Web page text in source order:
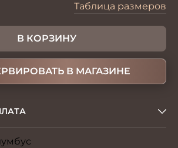
Таблица размеров
В КОРЗИНУ
В МАГАЗИНЕ